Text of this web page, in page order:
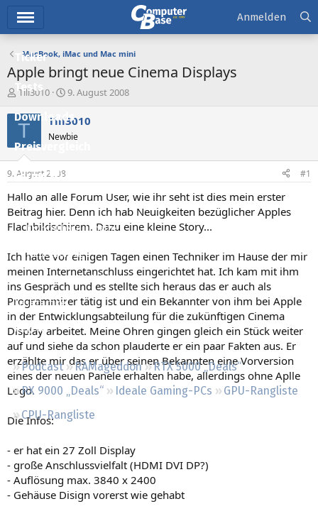
Ticker
Tests
Downloads
Preisvergleich
Forum
Aktuelles
Empfohlene Inhalte
Neue Beiträge
Neueste Aktivitäten
Leserartikel
Regeln
Podcast RAMageddon
RTX 5000 „Deals“
RX 9000 „Deals“
Ideale Gaming-PCs
GPU-Rangliste
CPU-Rangliste
Anmelden
MacBook, iMac und Mac mini
Apple bringt neue Cinema Displays
E
s
e
l
e
r
Till3010
E
s
t
e
t
a
m
9. August 2008
T Till3010
Newbie
9. August 2008 #1
Hallo an alle Forum User, wie ihr seht ist dies mein erster
Beitrag hier. Denn ich hab Neuigkeiten bezüglicher Apples
Flachbildschirem. Dazu eine kleine Story...
Ich hatte vor einigen Tagen einen Techniker im Hause der mir
meinen Internetanschluss eingerichtet hat. Ich kam mit ihm
ins Gespräch und es stellte sich heraus das er auch als
Programmirer tätig ist und ein Bekannter von ihm bei Apple
in der Entwicklungsabteilung für die zukünftigen Cinema
Display arbeitet. Meine Ohren gingen gleich ein Stück weiter
auf und siehe da schon plauderte er ein paar Fakten aus. Er
erzählte mir das er über seinen Bekannten eine Vorversion
eines der neuen Panele erhalten habe, allerdings ohne Aplle
Logo.
Die Infos:
- er hat ein 27 Zoll Display
- große Anschlussvielfalt (HDMI DVI DP?)
- Auflösung max. 3840 x 2400
- Gehäuse Disign vorerst wie gehabt